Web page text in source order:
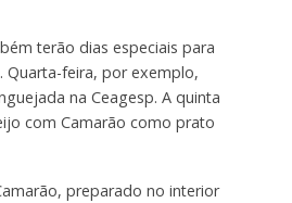
terão dias especiais para
Quarta-feira, por exemplo,
na Ceagesp. A quinta
com Camarão como prato
preparado no interior